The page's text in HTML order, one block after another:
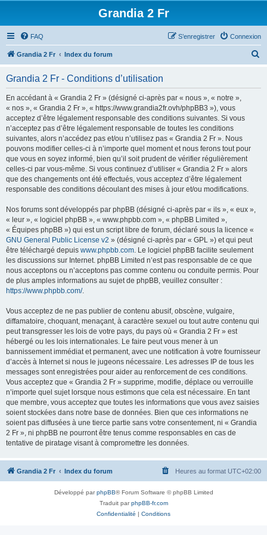
Grandia 2 Fr
FAQ Connexion
S’enregistrer
Grandia 2 Fr Index du forum
Grandia 2 Fr - Conditions d’utilisation
En accédant à « Grandia 2 Fr » (désigné ci-après par « nous », « notre »,
« nos », « Grandia 2 Fr », « https://www.grandia2fr.ovh/phpBB3 »), vous
acceptez d’être légalement responsable des conditions suivantes. Si vous
n’acceptez pas d’être légalement responsable de toutes les conditions
suivantes, alors n’accédez pas et/ou n’utilisez pas « Grandia 2 Fr ». Nous
pouvons modifier celles-ci à n’importe quel moment et nous ferons tout pour
que vous en soyez informé, bien qu’il soit prudent de vérifier régulièrement
celles-ci par vous-même. Si vous continuez d’utiliser « Grandia 2 Fr » alors
que des changements ont été effectués, vous acceptez d’être légalement
responsable des conditions découlant des mises à jour et/ou modifications.
Nos forums sont développés par phpBB (désigné ci-après par « ils », « eux »,
« leur », « logiciel phpBB », « www.phpbb.com », « phpBB Limited »,
« Équipes phpBB ») qui est un script libre de forum, déclaré sous la licence «
GNU General Public License v2 » (désigné ci-après par « GPL ») et qui peut
être téléchargé depuis www.phpbb.com. Le logiciel phpBB facilite seulement
les discussions sur Internet. phpBB Limited n’est pas responsable de ce que
nous acceptons ou n’acceptons pas comme contenu ou conduite permis. Pour
de plus amples informations au sujet de phpBB, veuillez consulter :
https://www.phpbb.com/.
Vous acceptez de ne pas publier de contenu abusif, obscène, vulgaire,
diffamatoire, choquant, menaçant, à caractère sexuel ou tout autre contenu qui
peut transgresser les lois de votre pays, du pays où « Grandia 2 Fr » est
hébergé ou les lois internationales. Le faire peut vous mener à un
bannissement immédiat et permanent, avec une notification à votre fournisseur
d’accès à Internet si nous le jugeons nécessaire. Les adresses IP de tous les
messages sont enregistrées pour aider au renforcement de ces conditions.
Vous acceptez que « Grandia 2 Fr » supprime, modifie, déplace ou verrouille
n’importe quel sujet lorsque nous estimons que cela est nécessaire. En tant
que membre, vous acceptez que toutes les informations que vous avez saisies
soient stockées dans notre base de données. Bien que ces informations ne
soient pas diffusées à une tierce partie sans votre consentement, ni « Grandia
2 Fr », ni phpBB ne pourront être tenus comme responsables en cas de
tentative de piratage visant à compromettre les données.
Grandia 2 Fr Index du forum Heures au format UTC+02:00
Développé parphpBB® Forum Software © phpBB Limited
Traduit parphpBB-fr.com
Confidentialité | Conditions